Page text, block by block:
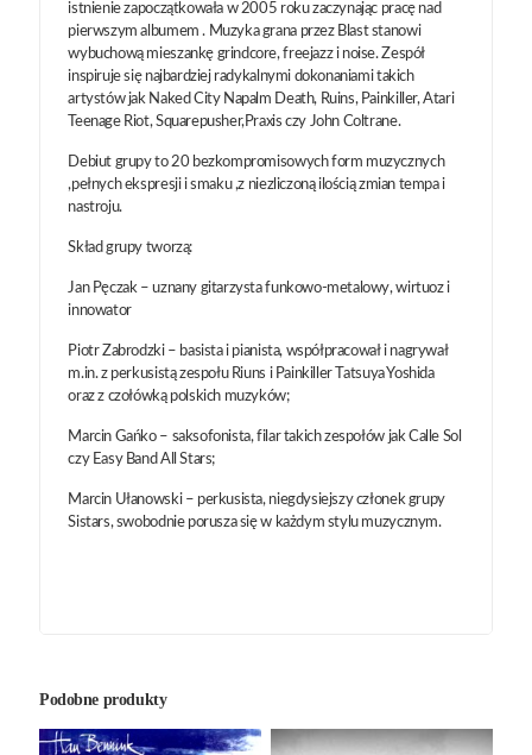
istnienie zapoczątkowała w 2005 roku zaczynając pracę nad
pierwszym albumem . Muzyka grana przez Blast stanowi
wybuchową mieszankę grindcore, freejazz i noise. Zespół
inspiruje się najbardziej radykalnymi dokonaniami takich
artystów jak Naked City Napalm Death, Ruins, Painkiller, Atari
Teenage Riot, Squarepusher,Praxis czy John Coltrane.
Debiut grupy to 20 bezkompromisowych form muzycznych
,pełnych ekspresji i smaku ,z niezliczoną ilością zmian tempa i
nastroju.
Skład grupy tworzą:
Jan Pęczak – uznany gitarzysta funkowo-metalowy, wirtuoz i
innowator
Piotr Zabrodzki – basista i pianista, współpracował i nagrywał
m.in. z perkusistą zespołu Riuns i Painkiller Tatsuya Yoshida
oraz z czołówką polskich muzyków;
Marcin Gańko – saksofonista, filar takich zespołów jak Calle Sol
czy Easy Band All Stars;
Marcin Ułanowski – perkusista, niegdysiejszy członek grupy
Sistars, swobodnie porusza się w każdym stylu muzycznym.
Podobne produkty